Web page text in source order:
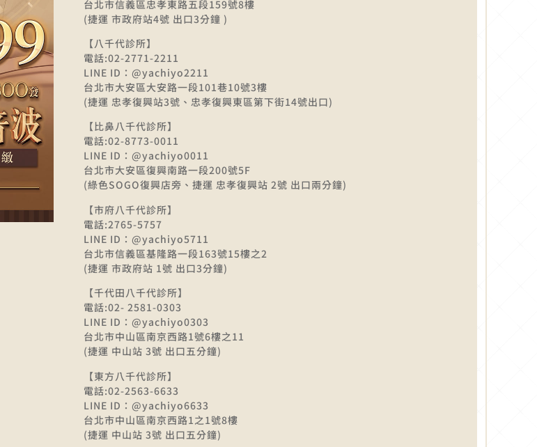
台北市信義區忠孝東路五段159號8樓
(捷運 市政府站4號 出口3分鐘 )
【八千代診所】
電話:02-2771-2211
LINE ID：@yachiyo2211
台北市大安區大安路一段101巷10號3樓
(捷運 忠孝復興站3號、忠孝復興東區第下街14號出口)
【比鼻八千代診所】
電話:02-8773-0011
LINE ID：@yachiyo0011
台北市大安區復興南路一段200號5F
(綠色SOGO復興店旁、捷運 忠孝復興站 2號 出口兩分鐘)
【市府八千代診所】
電話:2765-5757
LINE ID：@yachiyo5711
台北市信義區基隆路一段163號15樓之2
(捷運 市政府站 1號 出口3分鐘)
【千代田八千代診所】
電話:02- 2581-0303
LINE ID：@yachiyo0303
台北市中山區南京西路1號6樓之11
(捷運 中山站 3號 出口五分鐘)
【東方八千代診所】
電話:02-2563-6633
LINE ID：@yachiyo6633
台北市中山區南京西路1之1號8樓
(捷運 中山站 3號 出口五分鐘)